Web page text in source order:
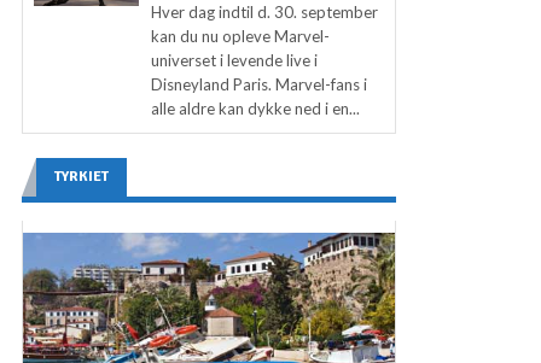
Hver dag indtil d. 30. september
kan du nu opleve Marvel-
universet i levende live i
Disneyland Paris. Marvel-fans i
alle aldre kan dykke ned i en...
TYRKIET